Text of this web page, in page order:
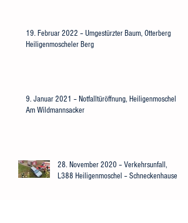
19. Februar 2022 – Umgestürzter Baum, Otterberg
Heiligenmoscheler Berg
9. Januar 2021 – Notfalltüröffnung, Heiligenmoschel
Am Wildmannsacker
28. November 2020 – Verkehrsunfall,
L388 Heiligenmoschel – Schneckenhausen